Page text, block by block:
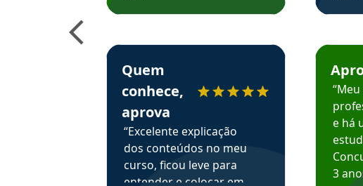
Estudante Elais recomenda o Aprova Concursos em
Quem
conhece,
aprova
“Excelente explicação
dos conteúdos no meu
curso, ficou leve para
entender e colocar em
e há
3